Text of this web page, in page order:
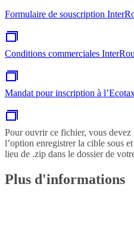
Formulaire de souscription
Conditions commerciales
Mandat pour inscription à
Pour ouvrir ce fichier, vous
l’option enregistrer la cible sous
lieu de .zip dans le dossier de
Plus d'informations